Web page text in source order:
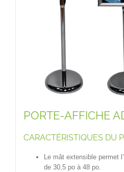
PORTE-AFFICHE
CARACTÉRISTIQUES DU
Le mât extensible permet
de 30,5 po à 48 po.